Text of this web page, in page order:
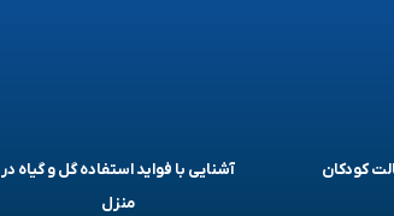
آشنایی با فواید استفاده گل و گیاه در
منزل